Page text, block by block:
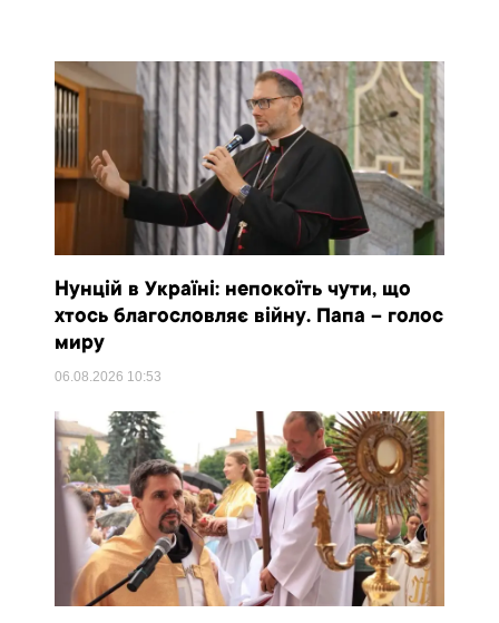
Нунцій в Україні: непокоїть чути, що
хтось благословляє війну. Папа – голос
миру
06.08.2026 10:53